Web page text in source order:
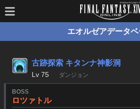
エオルゼアデータベ
古跡探索 キタンナ神影洞
Lv 75 ダンジョン
BOSS
ロツァトル